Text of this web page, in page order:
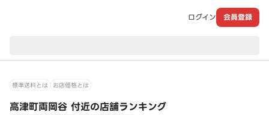
ログイン 会員登録
標準送料とは お店価格とは
高津町両岡谷 付近の店舗ランキング